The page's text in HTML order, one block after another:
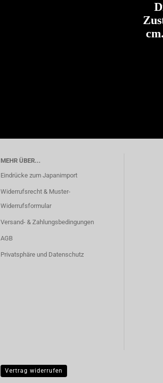
MEHR ÜBER...
Eindrücke zum Japanimport
Widerrufsrecht & Muster-
Widerrufsformular
Versand- & Zahlungsbedingungen
AGB
Privatsphäre und Datenschutz
Vertrag widerrufen